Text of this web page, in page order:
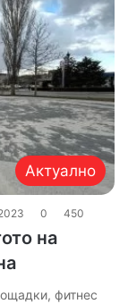
Актуално
0 450
на
фитнес